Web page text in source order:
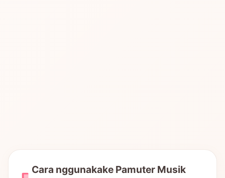
Cara nggunakake Pamuter Musik